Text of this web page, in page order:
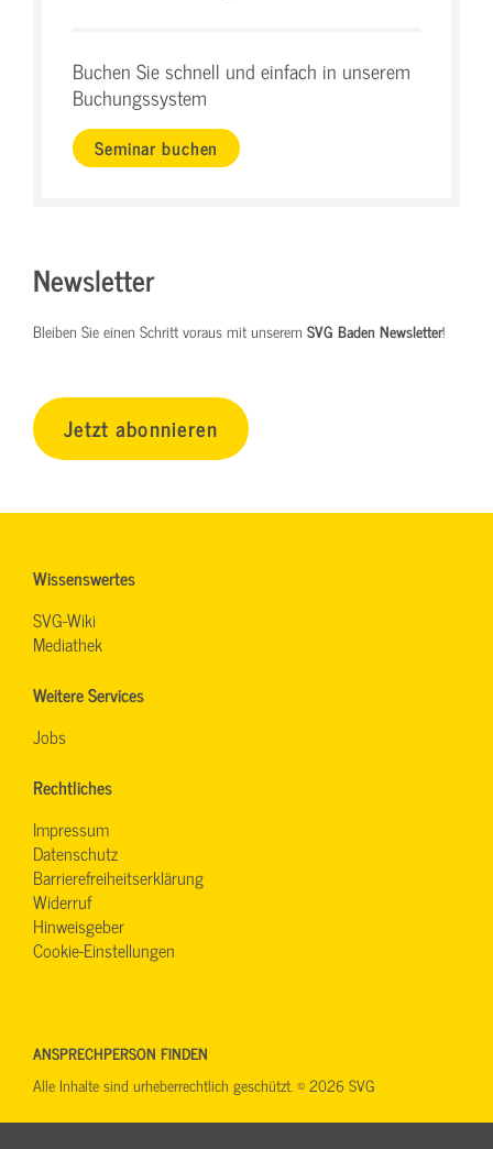
Buchen Sie schnell und einfach in unserem
Buchungssystem
Seminar buchen
Newsletter
Bleiben Sie einen Schritt voraus mit unserem SVG Baden Newsletter!
Jetzt abonnieren
Wissenswertes
SVG-Wiki
Mediathek
Weitere Services
Jobs
Rechtliches
Impressum
Datenschutz
Barrierefreiheitserklärung
Widerruf
Hinweisgeber
Cookie-Einstellungen
ANSPRECHPERSON FINDEN
Alle Inhalte sind urheberrechtlich geschützt. © 2026 SVG